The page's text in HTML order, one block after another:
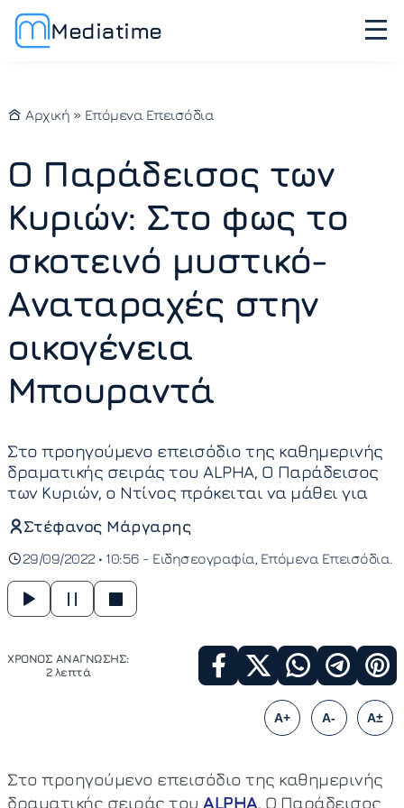
Mediatime
Αρχική » Επόμενα Επεισόδια
Ο Παράδεισος των
Κυριών: Στο φως το
σκοτεινό μυστικό-
Αναταραχές στην
οικογένεια
Μπουραντά
Στο προηγούμενο επεισόδιο της καθημερινής
δραματικής σειράς του ALPHA, Ο Παράδεισος
των Κυριών, ο Ντίνος πρόκειται να μάθει για
Στέφανος Μάργαρης
29/09/2022 • 10:56 - Ειδησεογραφία Επόμενα Επεισόδια
ΧΡΟΝΟΣ ΑΝΑΓΝΩΣΗΣ:
2 λεπτά
A+ A- A±
Στο προηγούμενο επεισόδιο της καθημερινής
δραματικής σειράς του ALPHA, Ο Παράδεισος